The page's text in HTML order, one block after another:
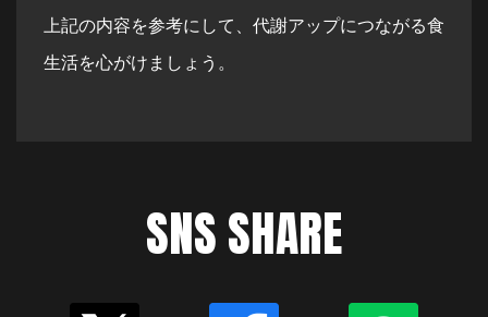
上記の内容を参考にして、代謝アップにつながる食
生活を心がけましょう。
SNS SHARE